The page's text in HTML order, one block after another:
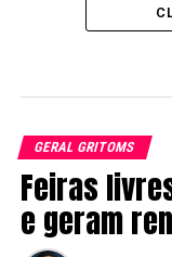
GERAL GRITOMS
Feiras
e geram